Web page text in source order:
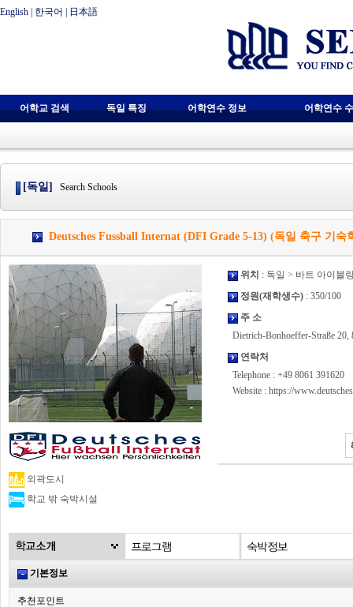
English 한국어 日本語
어학교 검색 독일 특징 어학연수 정보 어학연수
[독일] Search Schools
Deutsches Fussball Internat (DFI Grade 5-13) (독일 축구 기숙
외곽도시
학교 밖 숙박시설
위치 : 독일 > 바트 아이블
정원(재학생수) : 350/100
주 소
Dietrich-Bonhoeffer-Straße 20,
연락처
Telephone : +49 8061 391620
Website : https://
기본정보
추천포인트